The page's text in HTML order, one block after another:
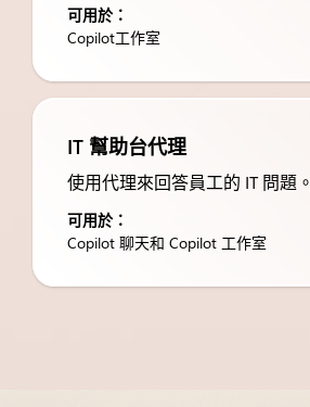
可用於：
Copilot工作室
IT 幫助台代理
使用代理來回答員工的 IT 問題。
可用於：
Copilot 聊天和 Copilot 工作室